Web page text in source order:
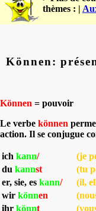
thèmes : |
Können:
Können = pouvoir
Le verbe können
action. Il se conjugue
ich kann/
(je
du kannst
(tu
er, sie, es kann/
(il,
wir können
ihr könnt